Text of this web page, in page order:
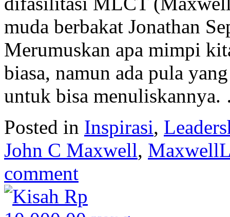
muda berbakat Jonathan
Merumuskan apa mimpi
biasa, namun ada pula
untuk bisa
Posted in Inspirasi,
John C Maxwell,
comment